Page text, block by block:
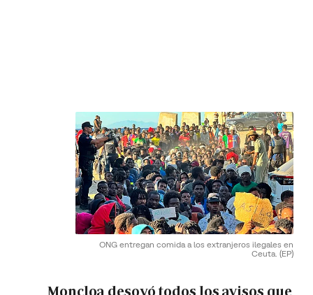
ONG entregan comida a los extranjeros ilegales en
Ceuta. (EP)
Moncloa desoyó todos los avisos que